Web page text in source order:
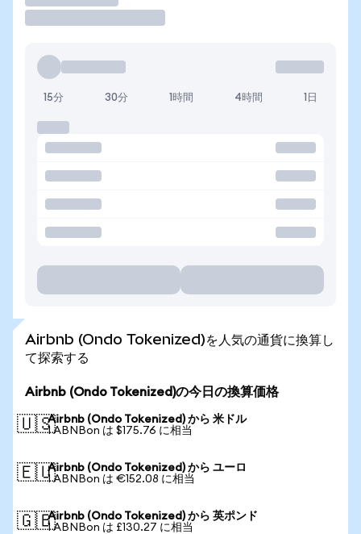
15分 30分 1時間 4時間 1日
Airbnb (Ondo Tokenized)を人気の通貨に換算し
て探索する
Airbnb (Ondo Tokenized)の今日の換算価格
🇺🇸Airbnb (Ondo Tokenized) から 米ドル
1 ABNBon は $175.76 に相当
🇪🇺Airbnb (Ondo Tokenized) から ユーロ
1 ABNBon は €152.08 に相当
🇬🇧Airbnb (Ondo Tokenized) から 英ポンド
1 ABNBon は £130.27 に相当